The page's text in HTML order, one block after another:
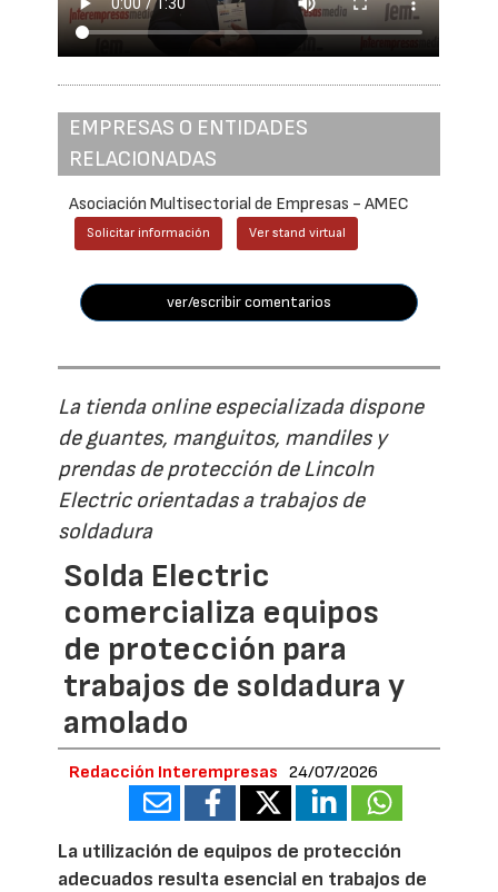
EMPRESAS O ENTIDADES
RELACIONADAS
Asociación Multisectorial de Empresas - AMEC
Solicitar información Ver stand virtual
ver/escribir comentarios
La tienda online especializada dispone
de guantes, manguitos, mandiles y
prendas de protección de Lincoln
Electric orientadas a trabajos de
soldadura
Solda Electric
comercializa equipos
de protección para
trabajos de soldadura y
amolado
Redacción Interempresas 24/07/2026
La utilización de equipos de protección
adecuados resulta esencial en trabajos de